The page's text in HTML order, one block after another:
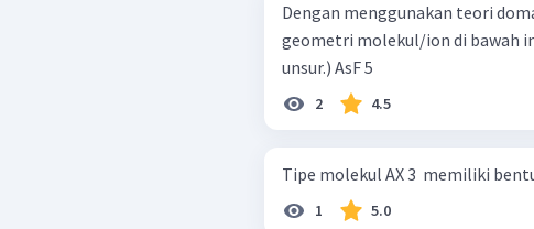
Dengan menggunakan teori
geometri molekul/ion di bawah
unsur.) AsF 5 ​
2 4.5
Tipe molekul AX 3 ​ memiliki
1 5.0